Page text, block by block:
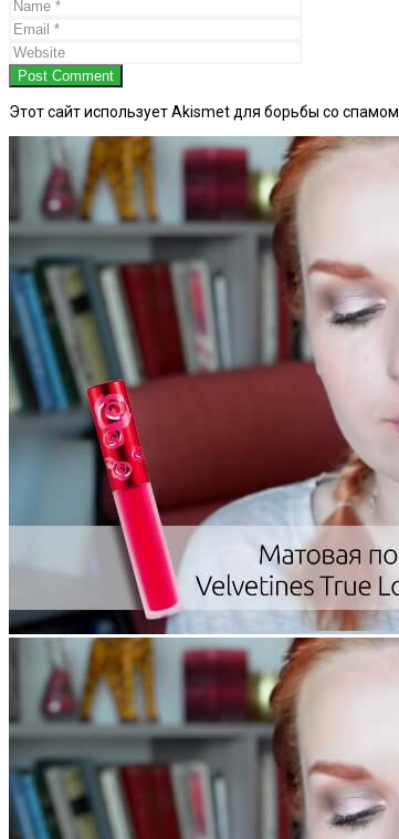
Post Comment
Этот сайт использует Akismet для борьбы со спамом.